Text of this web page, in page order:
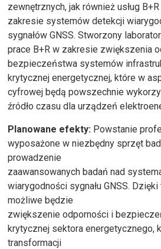
zewnętrznych, jak również usług
zakresie systemów detekcji
sygnałów GNSS. Stworzony
prace B+R w zakresie zwiększenia
bezpieczeństwa systemów
krytycznej energetycznej, które w
cyfrowej będą powszechnie
źródło czasu dla urządzeń
Planowane efekty: Powstanie
wyposażone w niezbędny sprzęt
prowadzenie
zaawansowanych badań nad
wiarygodności sygnału GNSS.
możliwe będzie
zwiększenie odporności i
krytycznej sektora energetycznego,
transformacji